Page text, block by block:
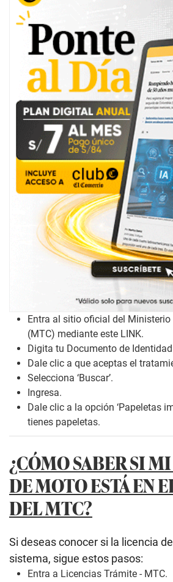
Entra al sitio oficial del Ministerio
(MTC) mediante este LINK.
Digita tu Documento de
Dale clic a que aceptas el
Selecciona ‘Buscar’.
Ingresa.
Dale clic a la opción ‘Papeletas
tienes papeletas.
¿CÓMO SABER SI
DE MOTO ESTÁ EN
DEL MTC?
Si deseas conocer si la licencia
sistema, sigue estos pasos:
Entra a Licencias Trámite - MTC.